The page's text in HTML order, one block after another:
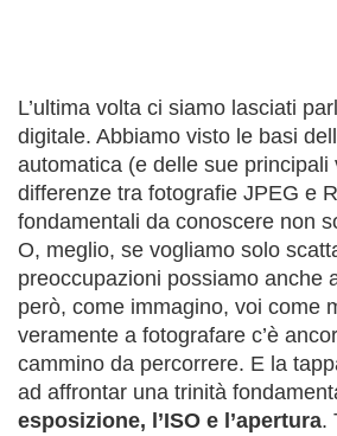
L’ultima volta ci siamo lasciati
digitale. Abbiamo visto le basi
automatica (e delle sue principali
differenze tra fotografie JPEG e
fondamentali da conoscere non
O, meglio, se vogliamo solo
preoccupazioni possiamo anche
però, come immagino, voi come
veramente a fotografare c’è
cammino da percorrere. E la
ad affrontar una trinità
esposizione, l’ISO e l’apertura.